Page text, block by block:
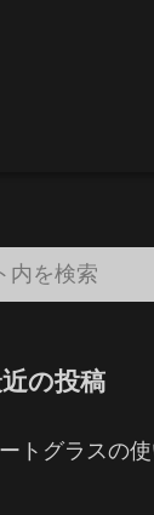
の投稿
トグラスの